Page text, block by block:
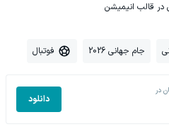
در قالب انیمیشن
جام جهانی 2026 فوتبال
در
دانلود